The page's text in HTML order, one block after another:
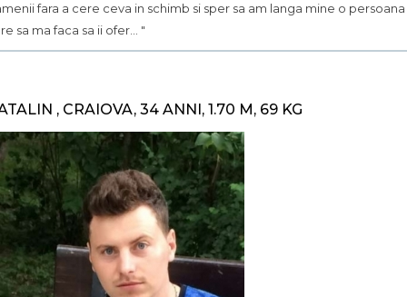
fara a cere ceva in schimb si sper sa am langa mine o persoana
sa ma faca sa ii ofer... "
, CRAIOVA, 34 ANNI, 1.70 M, 69 KG